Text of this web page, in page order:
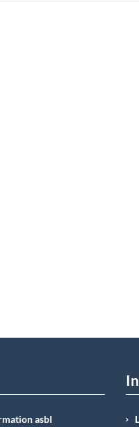
asbI